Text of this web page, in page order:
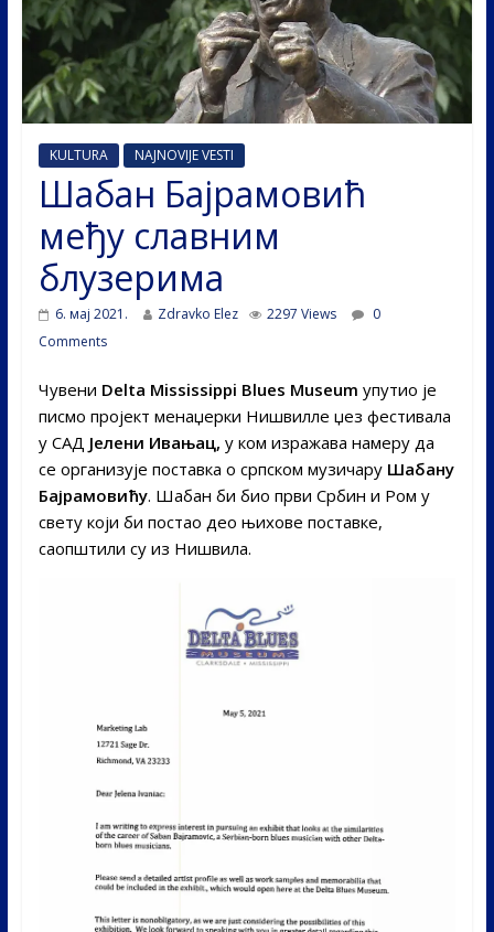
KULTURA NAJNOVIJE VESTI
Шабан Бајрамовић
међу славним
блузерима
6. мај 2021. Zdravko Elez 2297 Views
0
Comments
Чувени Delta Mississippi Blues Museum упутио је
писмо пројект менаџерки Нишвилле џез фестивала
у САД Јелени Ивањац, у ком изражава намеру да
се организује поставка о српском музичару Шабану
Бајрамовићу. Шабан би био први Србин и Ром у
свету који би постао део њихове поставке,
саопштили су из Нишвила.